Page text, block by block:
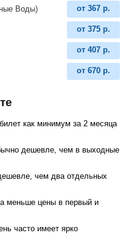
Воды) от 367 р.
от 375 р.
от 407 р.
от 670 р.
как минимум за 2 месяца
дешевле, чем в выходные
чем два отдельных
меньше цены в первый и
часто имеет ярко